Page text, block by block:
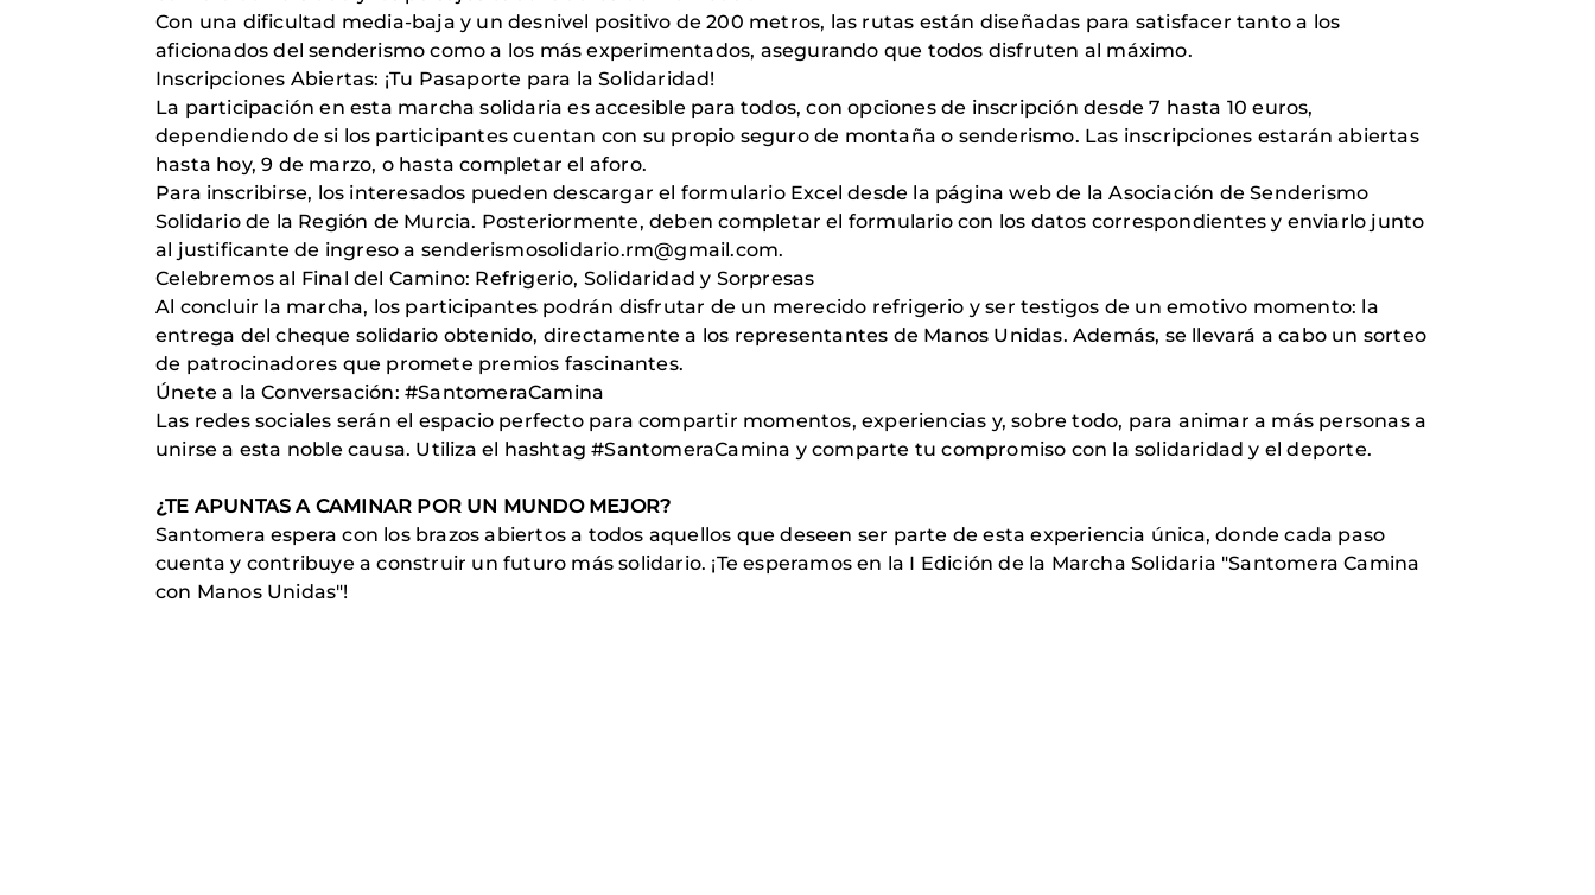
Con una dificultad media-baja y un desnivel positivo de 200 metros, las rutas están diseñadas para satisfacer tanto a los
aficionados del senderismo como a los más experimentados, asegurando que todos disfruten al máximo.
Inscripciones Abiertas: ¡Tu Pasaporte para la Solidaridad!
La participación en esta marcha solidaria es accesible para todos, con opciones de inscripción desde 7 hasta 10 euros,
dependiendo de si los participantes cuentan con su propio seguro de montaña o senderismo. Las inscripciones estarán abiertas
hasta hoy, 9 de marzo, o hasta completar el aforo.
Para inscribirse, los interesados pueden descargar el formulario Excel desde la página web de la Asociación de Senderismo
Solidario de la Región de Murcia. Posteriormente, deben completar el formulario con los datos correspondientes y enviarlo junto
al justificante de ingreso a senderismosolidario.rm@gmail.com.
Celebremos al Final del Camino: Refrigerio, Solidaridad y Sorpresas
Al concluir la marcha, los participantes podrán disfrutar de un merecido refrigerio y ser testigos de un emotivo momento: la
entrega del cheque solidario obtenido, directamente a los representantes de Manos Unidas. Además, se llevará a cabo un sorteo
de patrocinadores que promete premios fascinantes.
Únete a la Conversación: #SantomeraCamina
Las redes sociales serán el espacio perfecto para compartir momentos, experiencias y, sobre todo, para animar a más personas a
unirse a esta noble causa. Utiliza el hashtag #SantomeraCamina y comparte tu compromiso con la solidaridad y el deporte.
¿TE APUNTAS A CAMINAR POR UN MUNDO MEJOR?
Santomera espera con los brazos abiertos a todos aquellos que deseen ser parte de esta experiencia única, donde cada paso
cuenta y contribuye a construir un futuro más solidario. ¡Te esperamos en la I Edición de la Marcha Solidaria "Santomera Camina
con Manos Unidas"!